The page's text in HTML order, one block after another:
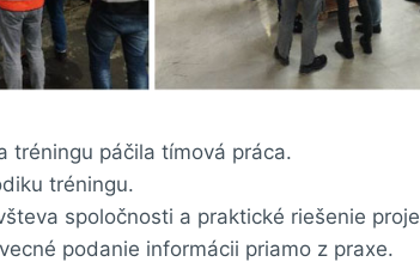
tréningu páčila tímová práca.
tréningu.
spoločnosti a praktické riešenie
podanie informácii priamo z praxe.